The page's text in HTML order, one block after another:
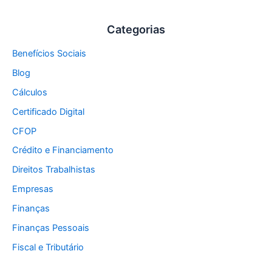
Categorias
Benefícios Sociais
Blog
Cálculos
Certificado Digital
CFOP
Crédito e Financiamento
Direitos Trabalhistas
Empresas
Finanças
Finanças Pessoais
Fiscal e Tributário